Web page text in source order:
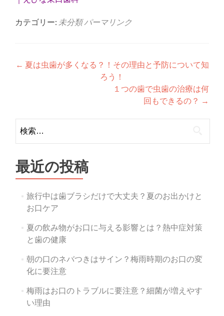
カテゴリー: 未分類 パーマリンク
投
ビ
ゲ
シ
ョ
ン
← 夏は虫歯が多くなる？！その理由と予防について知
ろう！
１つの歯で虫歯の治療は何
回もできるの？ →
索:
最近の投稿
旅行中は歯ブラシだけで大丈夫？夏のお出かけと
お口ケア
夏の飲み物がお口に与える影響とは？熱中症対策
と歯の健康
朝の口のネバつきはサイン？梅雨時期のお口の変
化に要注意
梅雨はお口のトラブルに要注意？細菌が増えやす
い理由